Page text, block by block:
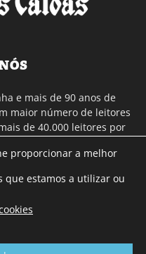
e mais de 90 anos de
maior número de leitores
de 40.000 leitores por
online.
proporcionar a melhor
que estamos a utilizar ou